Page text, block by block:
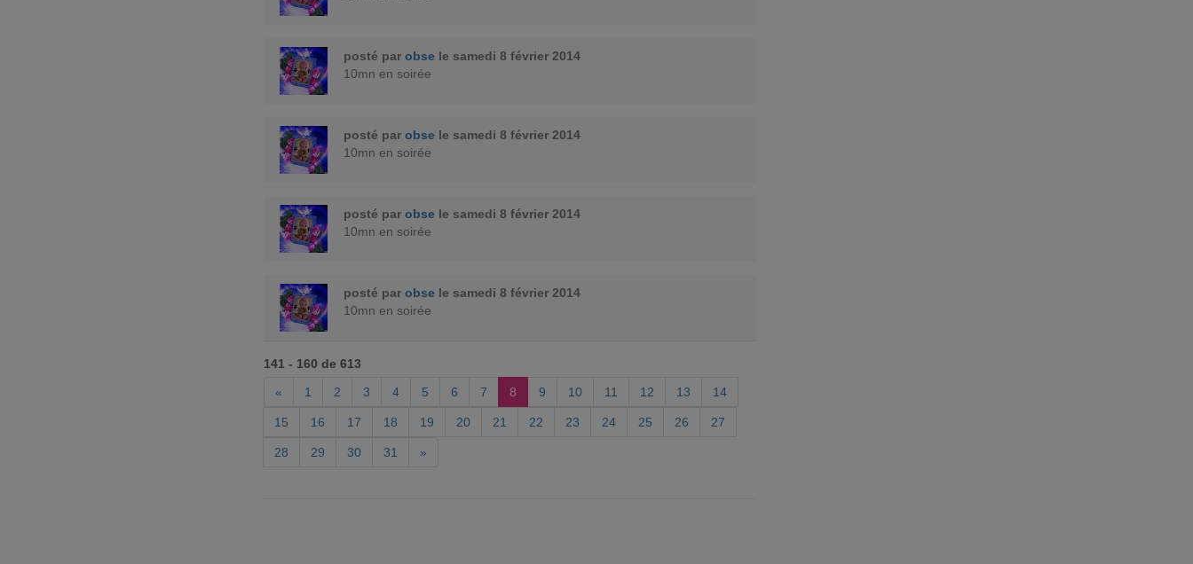
posté par obse le samedi 8 février 2014
10mn en soirée
posté par obse le samedi 8 février 2014
10mn en soirée
posté par obse le samedi 8 février 2014
10mn en soirée
posté par obse le samedi 8 février 2014
10mn en soirée
141 - 160 de 613
«
1 2 3 4 5 6 7 8 9 10 11 12 13 14
15 16 17 18 19 20 21 22 23 24 25 26 27
28 29 30 31 »